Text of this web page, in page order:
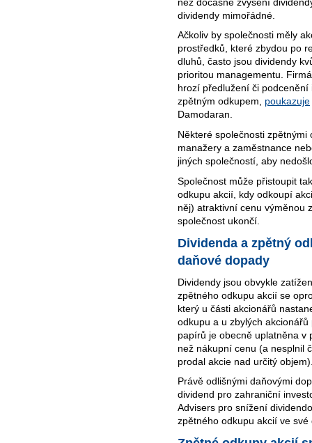
dividendy mimořádné.
Ačkoliv by společnosti měly
prostředků, které zbydou po
dluhů, často jsou dividendy
prioritou managementu.
hrozí předlužení či
zpětným odkupem, poukazuje
Damodaran.
Některé společnosti
manažery a zaměstnance
jiných společností, aby
Společnost může přistoupit
odkupu akcií, kdy odkoupí
něj) atraktivní cenu výměnou
společnost ukončí.
Dividenda a zpětný
daňové dopady
Dividendy jsou obvykle
zpětného odkupu akcií se
který u části akcionářů
odkupu a u zbylých
papírů je obecně uplatněna v
než nákupní cenu (a nesplnil
prodal akcie nad určitý
Právě odlišnými daňovými
dividend pro zahraniční
Advisers pro snížení
zpětného odkupu akcií ve